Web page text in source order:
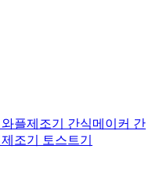
플제조기 간식메이커 간
조기 토스트기